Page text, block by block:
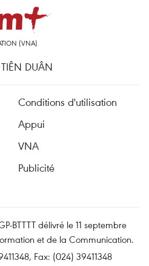
(VNA)
DUÂN
Conditions d'utilisation
Appui
VNA
Publicité
BTTTT délivré le 11 septembre
et de la Communication.
Fax: (024) 39411348